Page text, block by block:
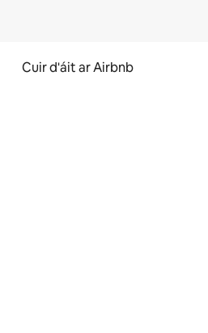
Cuir d'áit ar Airbnb